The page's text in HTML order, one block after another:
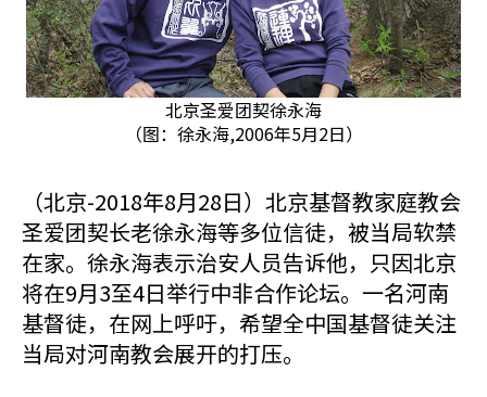
北京圣爱团契徐永海
（图：徐永海,2006年5月2日）
（北京-2018年8月28日）北京基督教家庭教会
圣爱团契长老徐永海等多位信徒，被当局软禁
在家。徐永海表示治安人员告诉他，只因北京
将在9月3至4日举行中非合作论坛。一名河南
基督徒，在网上呼吁，希望全中国基督徒关注
当局对河南教会展开的打压。